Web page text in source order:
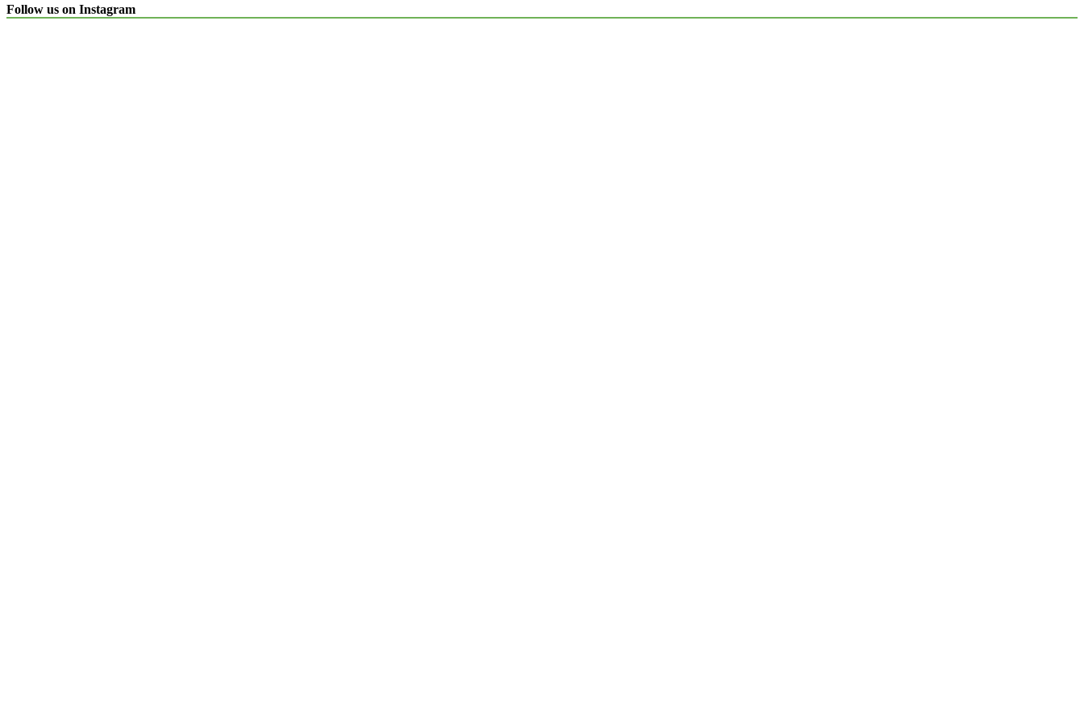
Follow us on Instagram